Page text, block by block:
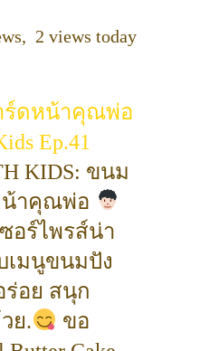
2 views today
ร์ดหน้าคุณพ่อ
Ep.41
KIDS: ขนม
น้าคุณพ่อ
อร์ไพรส์น่า
มนูขนมปัง
อย สนุก
ย.
ขอ